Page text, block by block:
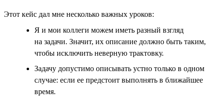
Этот кейс дал мне несколько важных уроков:
Я и мои коллеги можем иметь разный взгляд
на задачи. Значит, их описание должно быть таким,
чтобы исключить неверную трактовку.
Задачу допустимо описывать устно только в одном
случае: если ее предстоит выполнять в ближайшее
время.